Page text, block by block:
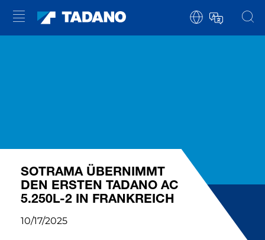
SOTRAMA ÜBERNIMMT
DEN ERSTEN TADANO AC
5.250L-2 IN FRANKREICH
10/17/2025